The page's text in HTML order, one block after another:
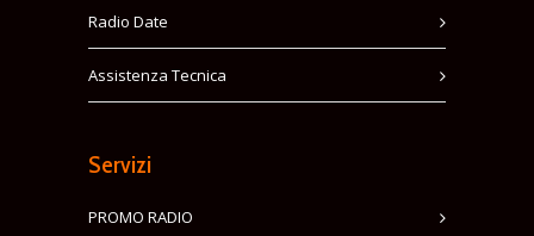
Radio Date
Assistenza Tecnica
Servizi
PROMO RADIO